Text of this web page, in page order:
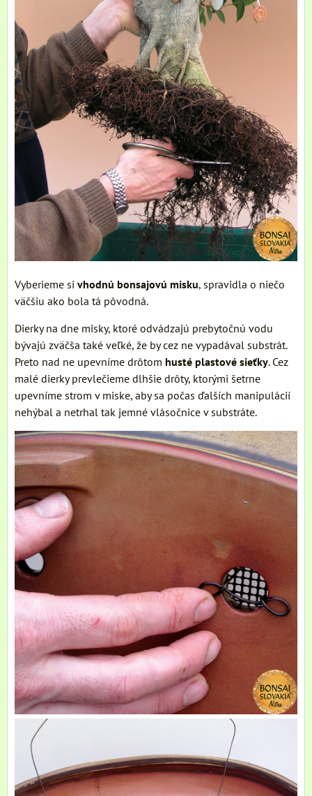
Vyberieme si vhodnú bonsajovú misku, spravidla o niečo
väčšiu ako bola tá pôvodná.
Dierky na dne misky, ktoré odvádzajú prebytočnú vodu
bývajú zväčša také veľké, že by cez ne vypadával substrát.
Preto nad ne upevníme drôtom husté plastové sieťky. Cez
malé dierky prevlečieme dlhšie drôty, ktorými šetrne
upevníme strom v miske, aby sa počas ďalších manipulácií
nehýbal a netrhal tak jemné vlásočnice v substráte.